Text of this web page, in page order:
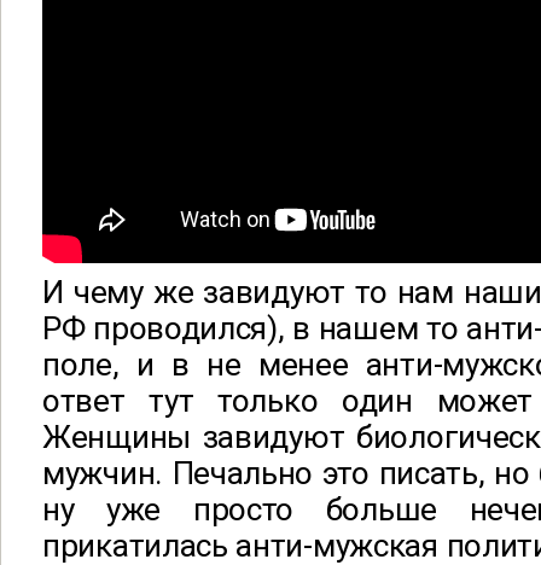
И чему же завидуют то нам
РФ проводился), в нашем то
поле, и в не менее анти-
ответ тут только один
Женщины завидуют
мужчин. Печально это писать,
ну уже просто больше
прикатилась анти-мужская